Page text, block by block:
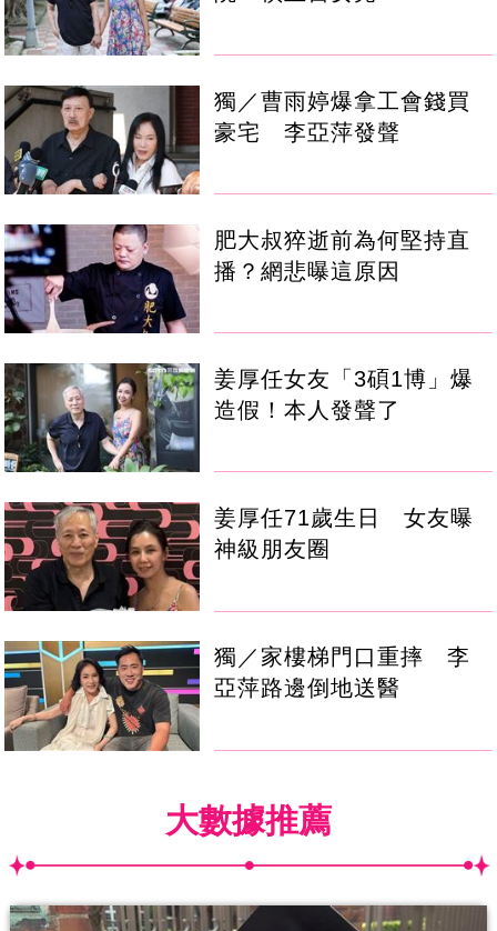
獨／曹雨婷爆拿工會錢買
豪宅 李亞萍發聲
肥大叔猝逝前為何堅持直
播？網悲曝這原因
姜厚任女友「3碩1博」爆
造假！本人發聲了
姜厚任71歲生日 女友曝
神級朋友圈
獨／家樓梯門口重摔 李
亞萍路邊倒地送醫
大數據推薦